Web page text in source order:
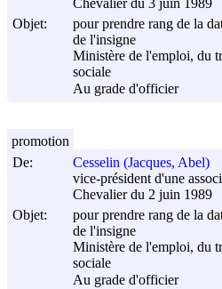
Chevalier du 3 juin 1989
Objet:
pour prendre rang de la
de l'insigne
Ministère de l'emploi, du
sociale
Au grade d'officier
De:
Cesselin (Jacques, Abel)
vice-président d'une
Chevalier du 2 juin 1989
Objet:
pour prendre rang de la
de l'insigne
Ministère de l'emploi, du
sociale
Au grade d'officier
promotion